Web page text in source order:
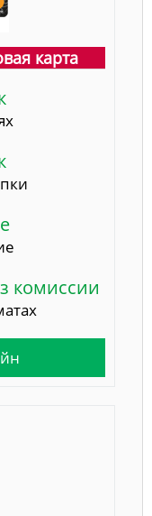
карта
комиссии